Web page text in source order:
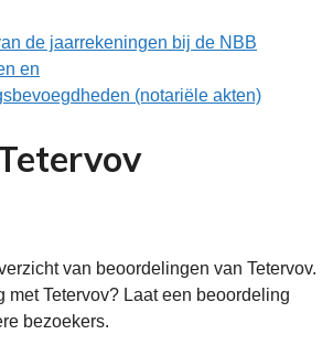
de jaarrekeningen bij de NBB
en
(notariële akten)
van beoordelingen van Tetervov.
met Tetervov? Laat een beoordeling
bezoekers.